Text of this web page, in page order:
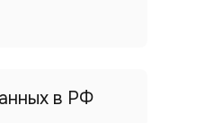
в РФ